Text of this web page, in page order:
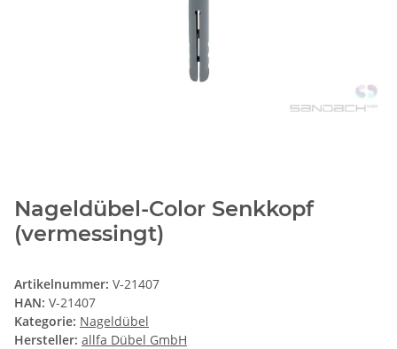
Nageldübel-Color Senkkopf
(vermessingt)
Artikelnummer: V-21407
HAN: V-21407
Kategorie: Nageldübel
Hersteller: allfa Dübel GmbH